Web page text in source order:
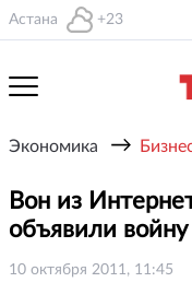
Астана +23
Экономика →
Вон из
объявили войну
10 октября 2011, 11:45